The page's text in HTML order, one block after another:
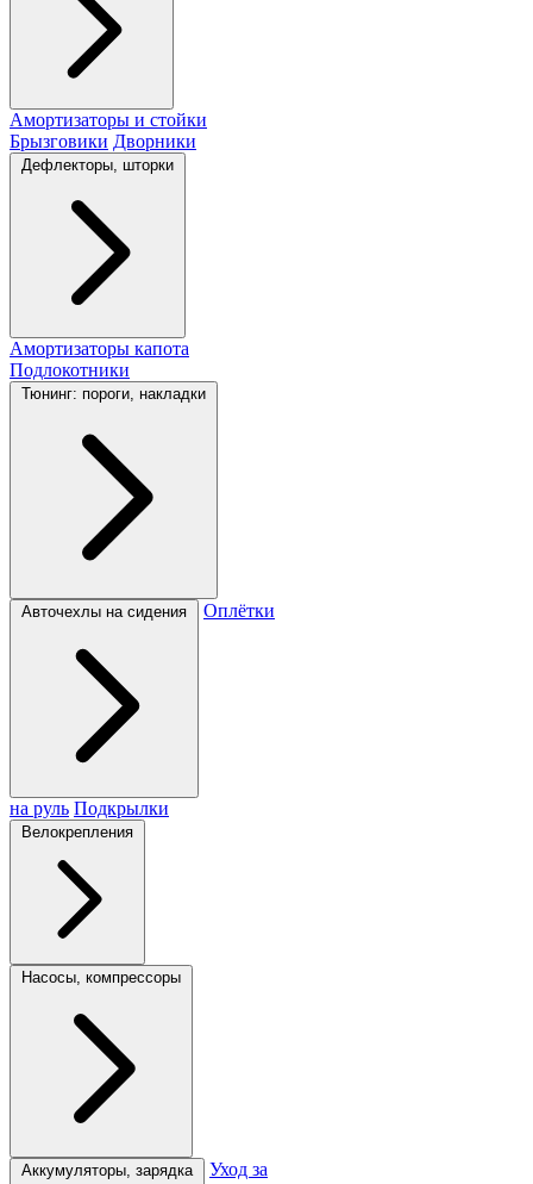
Амортизаторы и стойки
Брызговики Дворники
Дефлекторы, шторки
Амортизаторы капота
Подлокотники
Тюнинг: пороги, накладки
Авточехлы на сидения Оплётки
на руль Подкрылки
Велокрепления
Насосы, компрессоры
Аккумуляторы, зарядка Уход за